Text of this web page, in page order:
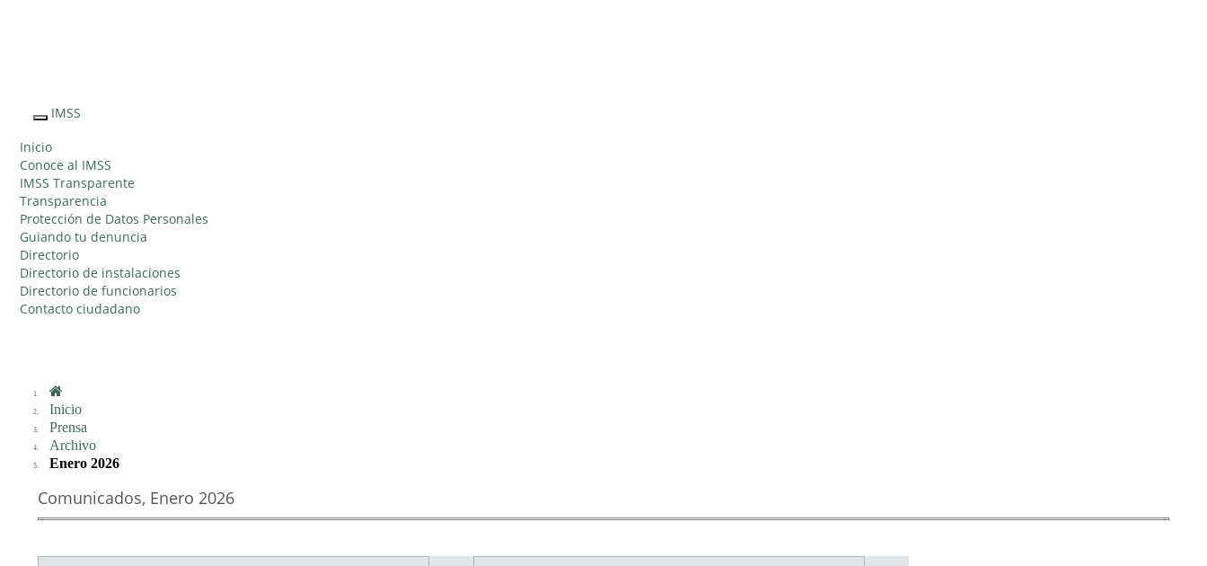
el IMSS al
Ciudadano"
Interruptor
Navegación
IMSS
Inicio
Conoce al IMSS
IMSS Transparente
Transparencia
Protección de Datos Personales
Guiando tu denuncia
Directorio
Directorio de instalaciones
Directorio de funcionarios
Contacto ciudadano
Inicio
Prensa
Archivo
Enero 2026
Comunicados, Enero 2026